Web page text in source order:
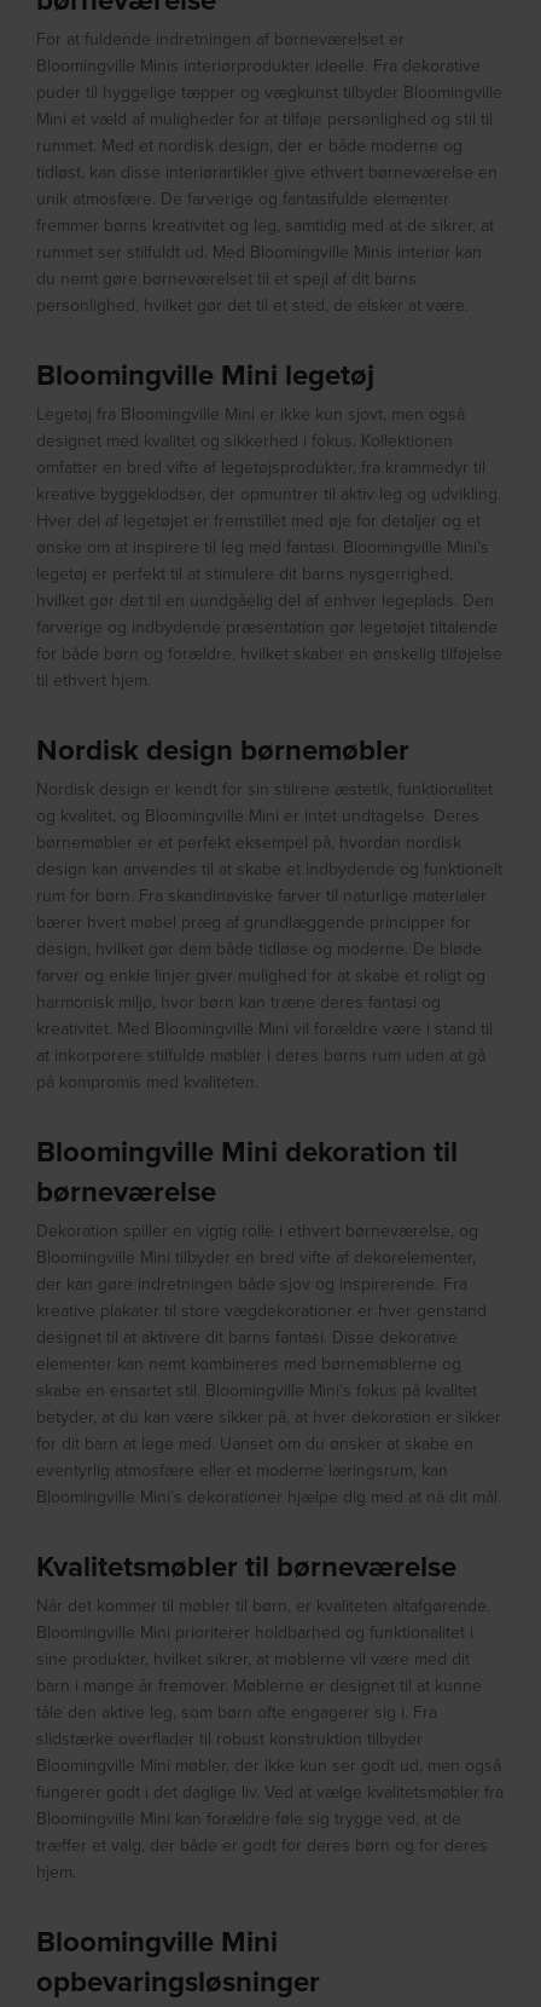
For at fuldende indretningen af børneværelset er
Bloomingville Minis interiørprodukter ideelle. Fra dekorative
puder til hyggelige tæpper og vægkunst tilbyder Bloomingville
Mini et væld af muligheder for at tilføje personlighed og stil til
rummet. Med et nordisk design, der er både moderne og
tidløst, kan disse interiørartikler give ethvert børneværelse en
unik atmosfære. De farverige og fantasifulde elementer
fremmer børns kreativitet og leg, samtidig med at de sikrer, at
rummet ser stilfuldt ud. Med Bloomingville Minis interiør kan
du nemt gøre børneværelset til et spejl af dit barns
personlighed, hvilket gør det til et sted, de elsker at være.
Bloomingville Mini legetøj
Legetøj fra Bloomingville Mini er ikke kun sjovt, men også
designet med kvalitet og sikkerhed i fokus. Kollektionen
omfatter en bred vifte af legetøjsprodukter, fra krammedyr til
kreative byggeklodser, der opmuntrer til aktiv leg og udvikling.
Hver del af legetøjet er fremstillet med øje for detaljer og et
ønske om at inspirere til leg med fantasi. Bloomingville Mini’s
legetøj er perfekt til at stimulere dit barns nysgerrighed,
hvilket gør det til en uundgåelig del af enhver legeplads. Den
farverige og indbydende præsentation gør legetøjet tiltalende
for både børn og forældre, hvilket skaber en ønskelig tilføjelse
til ethvert hjem.
Nordisk design børnemøbler
Nordisk design er kendt for sin stilrene æstetik, funktionalitet
og kvalitet, og Bloomingville Mini er intet undtagelse. Deres
børnemøbler er et perfekt eksempel på, hvordan nordisk
design kan anvendes til at skabe et indbydende og funktionelt
rum for børn. Fra skandinaviske farver til naturlige materialer
bærer hvert møbel præg af grundlæggende principper for
design, hvilket gør dem både tidløse og moderne. De bløde
farver og enkle linjer giver mulighed for at skabe et roligt og
harmonisk miljø, hvor børn kan træne deres fantasi og
kreativitet. Med Bloomingville Mini vil forældre være i stand til
at inkorporere stilfulde møbler i deres børns rum uden at gå
på kompromis med kvaliteten.
Bloomingville Mini dekoration til
børneværelse
Dekoration spiller en vigtig rolle i ethvert børneværelse, og
Bloomingville Mini tilbyder en bred vifte af dekorelementer,
der kan gøre indretningen både sjov og inspirerende. Fra
kreative plakater til store vægdekorationer er hver genstand
designet til at aktivere dit barns fantasi. Disse dekorative
elementer kan nemt kombineres med børnemøblerne og
skabe en ensartet stil. Bloomingville Mini’s fokus på kvalitet
betyder, at du kan være sikker på, at hver dekoration er sikker
for dit barn at lege med. Uanset om du ønsker at skabe en
eventyrlig atmosfære eller et moderne læringsrum, kan
Bloomingville Mini’s dekorationer hjælpe dig med at nå dit mål.
Kvalitetsmøbler til børneværelse
Når det kommer til møbler til børn, er kvaliteten altafgørende.
Bloomingville Mini prioriterer holdbarhed og funktionalitet i
sine produkter, hvilket sikrer, at møblerne vil være med dit
barn i mange år fremover. Møblerne er designet til at kunne
tåle den aktive leg, som børn ofte engagerer sig i. Fra
slidstærke overflader til robust konstruktion tilbyder
Bloomingville Mini møbler, der ikke kun ser godt ud, men også
fungerer godt i det daglige liv. Ved at vælge kvalitetsmøbler fra
Bloomingville Mini kan forældre føle sig trygge ved, at de
træffer et valg, der både er godt for deres børn og for deres
hjem.
Bloomingville Mini
opbevaringsløsninger